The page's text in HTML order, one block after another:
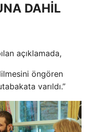
DAHİL
açıklamada,
öngören
varıldı.”